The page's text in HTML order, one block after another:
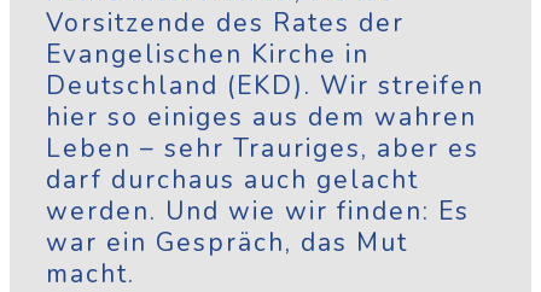
Vorsitzende des Rates der
Evangelischen Kirche in
Deutschland (EKD). Wir streifen
hier so einiges aus dem wahren
Leben – sehr Trauriges, aber es
darf durchaus auch gelacht
werden. Und wie wir finden: Es
war ein Gespräch, das Mut
macht.